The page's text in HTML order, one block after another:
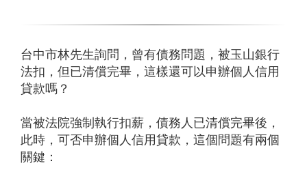
台中市林先生詢問，曾有債務問題，被玉山銀行
法扣，但已清償完畢，這樣還可以申辦個人信用
貸款嗎？
當被法院強制執行扣薪，債務人已清償完畢後，
此時，可否申辦個人信用貸款，這個問題有兩個
關鍵：